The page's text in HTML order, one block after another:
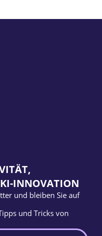
INNOVATION
und bleiben Sie auf
und Tricks von